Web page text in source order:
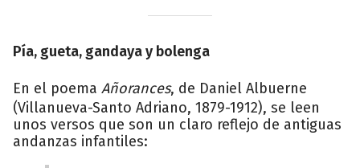
Pía, gueta, gandaya y bolenga
En el poema Añorances, de Daniel Albuerne
(Villanueva-Santo Adriano, 1879-1912), se leen
unos versos que son un claro reflejo de antiguas
andanzas infantiles: